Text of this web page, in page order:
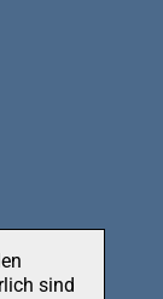
sind